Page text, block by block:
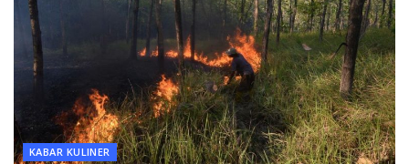
KABAR KULINER